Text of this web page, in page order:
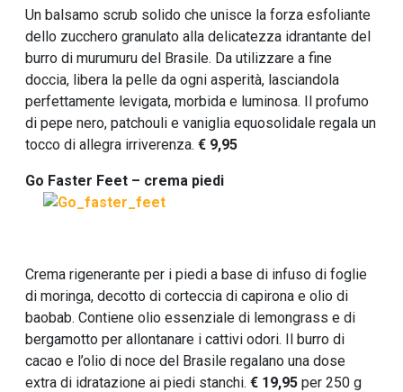
Un balsamo scrub solido che unisce la forza esfoliante
dello zucchero granulato alla delicatezza idrantante del
burro di murumuru del Brasile. Da utilizzare a fine
doccia, libera la pelle da ogni asperità, lasciandola
perfettamente levigata, morbida e luminosa. Il profumo
di pepe nero, patchouli e vaniglia equosolidale regala un
tocco di allegra irriverenza. € 9,95
Go Faster Feet – crema piedi
Crema rigenerante per i piedi a base di infuso di foglie
di moringa, decotto di corteccia di capirona e olio di
baobab. Contiene olio essenziale di lemongrass e di
bergamotto per allontanare i cattivi odori. Il burro di
cacao e l’olio di noce del Brasile regalano una dose
extra di idratazione ai piedi stanchi. € 19,95 per 250 g